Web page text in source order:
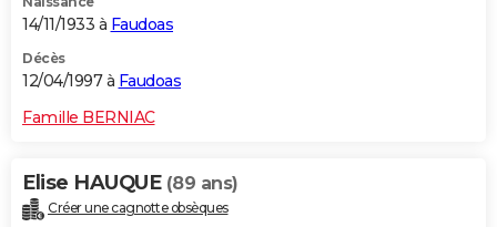
14/11/1933 à Faudoas
Décès
12/04/1997 à Faudoas
Famille BERNIAC
Elise HAUQUE (89 ans)
Créer une cagnotte obsèques